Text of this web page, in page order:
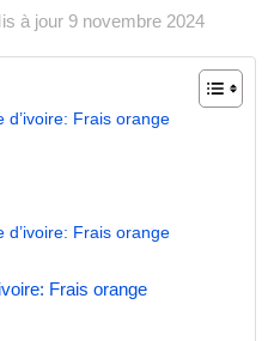
à jour 9 novembre 2024
d’ivoire: Frais orange
d’ivoire: Frais orange
Frais orange